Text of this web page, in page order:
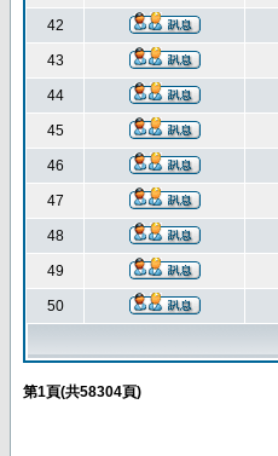
42
43
44
45
46
47
48
49
50
第1頁(共58304頁)